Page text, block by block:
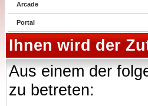
Arcade
Portal
Ihnen wird der
Aus einem der
zu betreten: